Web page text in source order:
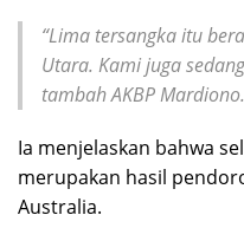
“Lima tersangka itu
Utara. Kami juga
tambah AKBP Mardiono.
Ia menjelaskan bahwa
merupakan hasil
Australia.